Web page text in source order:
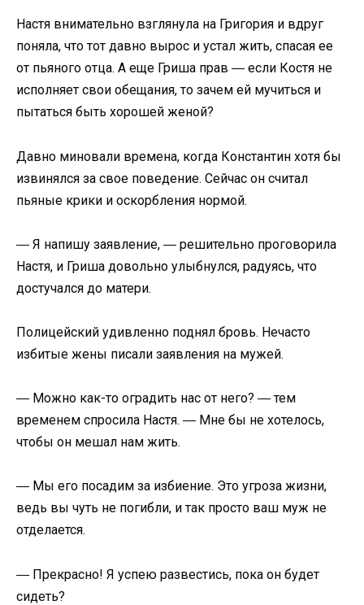
Настя внимательно взглянула на Григория и вдруг
поняла, что тот давно вырос и устал жить, спасая ее
от пьяного отца. А еще Гриша прав ― если Костя не
исполняет свои обещания, то зачем ей мучиться и
пытаться быть хорошей женой?
Давно миновали времена, когда Константин хотя бы
извинялся за свое поведение. Сейчас он считал
пьяные крики и оскорбления нормой.
― Я напишу заявление, ― решительно проговорила
Настя, и Гриша довольно улыбнулся, радуясь, что
достучался до матери.
Полицейский удивленно поднял бровь. Нечасто
избитые жены писали заявления на мужей.
― Можно как-то оградить нас от него? ― тем
временем спросила Настя. ― Мне бы не хотелось,
чтобы он мешал нам жить.
― Мы его посадим за избиение. Это угроза жизни,
ведь вы чуть не погибли, и так просто ваш муж не
отделается.
― Прекрасно! Я успею развестись, пока он будет
сидеть?